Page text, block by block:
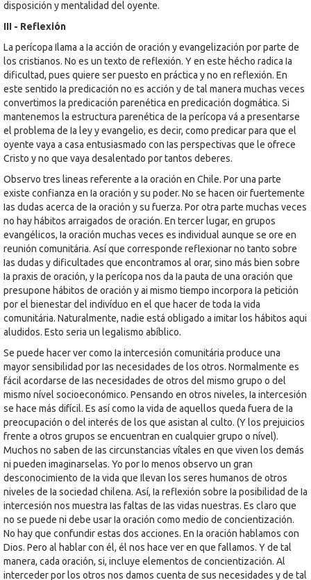
disposición y mentalidad del oyente.
III - Reflexión
La perícopa Ilama a Ia acción de oración y evangelización por parte de
los cristianos. No es un texto de reflexión. Y en este hécho radica Ia
dificultad, pues quiere ser puesto en práctica y no en reflexión. En
este sentido Ia predicación no es acción y de tal manera muchas veces
convertimos Ia predicación parenética en predicación dogmática. Si
mantenemos la estructura parenética de Ia perícopa vá a presentarse
el problema de Ia ley y evangelio, es decir, como predicar para que el
oyente vaya a casa entusiasmado con Ias perspectivas que le ofrece
Cristo y no que vaya desalentado por tantos deberes.
Observo tres lineas referente a Ia oración en Chile. Por una parte
existe confianza en Ia oración y su poder. No se hacen oir fuertemente
Ias dudas acerca de Ia oración y su fuerza. Por otra parte muchas veces
no hay hábitos arraigados de oración. En tercer lugar, en grupos
evangélicos, Ia oración muchas veces es individual aunque se ore en
reunión comunitária. Así que corresponde reflexionar no tanto sobre
Ias dudas y dificultades que encontramos al orar, sino más bien sobre
Ia praxis de oración, y Ia perícopa nos da Ia pauta de una oración que
presupone hábitos de oración y ai mismo tiempo incorpora Ia petición
por el bienestar del indivíduo en el que hacer de toda Ia vida
comunitária. Naturalmente, nadie está obligado a imitar los hábitos aqui
aludidos. Esto seria un legalismo abíblico.
Se puede hacer ver como Ia intercesión comunitária produce una
mayor sensibilidad por Ias necesidades de los otros. Normalmente es
fácil acordarse de Ias necesidades de otros del mismo grupo o del
mismo nível socioeconómico. Pensando en otros niveles, Ia intercesión
se hace más difícil. Es así como Ia vida de aquellos queda fuera de Ia
preocupación o del interés de los que asistan al culto. (Y los prejuicios
frente a otros grupos se encuentran en cualquier grupo o nível).
Muchos no saben de Ias circunstancias vítales en que viven los demás
ni pueden imaginarselas. Yo por Io menos observo un gran
desconocimiento de Ia vida que Ilevan los seres humanos de otros
niveles de Ia sociedad chilena. Así, Ia reflexión sobre Ia posibilidad de Ia
intercesión nos muestra Ias faltas de Ias vidas nuestras. Es claro que
no se puede ni debe usar Ia oración como medio de concientización.
No hay que confundir estas dos acciones. En Ia oración hablamos con
Dios. Pero al hablar con él, él nos hace ver en que fallamos. Y de tal
manera, cada oración, si, incluye elementos de concientización. Al
interceder por los otros nos damos cuenta de sus necesidades y de tal